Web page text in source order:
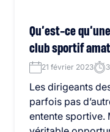
Qu’est-ce
club sportif
21 février 2023
Les dirigeants
parfois pas
entente sportive.